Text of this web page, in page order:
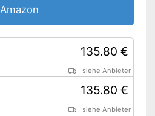
Amazon
135.80 €
siehe Anbieter
135.80 €
siehe Anbieter